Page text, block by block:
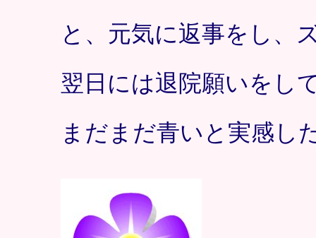
と、元気に返事をし、
翌日には退院願いをし
まだまだ青いと実感し